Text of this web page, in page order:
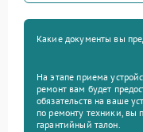
Какие документы вы
На этапе приема
ремонт вам будет
обязательств на ваше
по ремонту техники, вы
гарантийный талон.